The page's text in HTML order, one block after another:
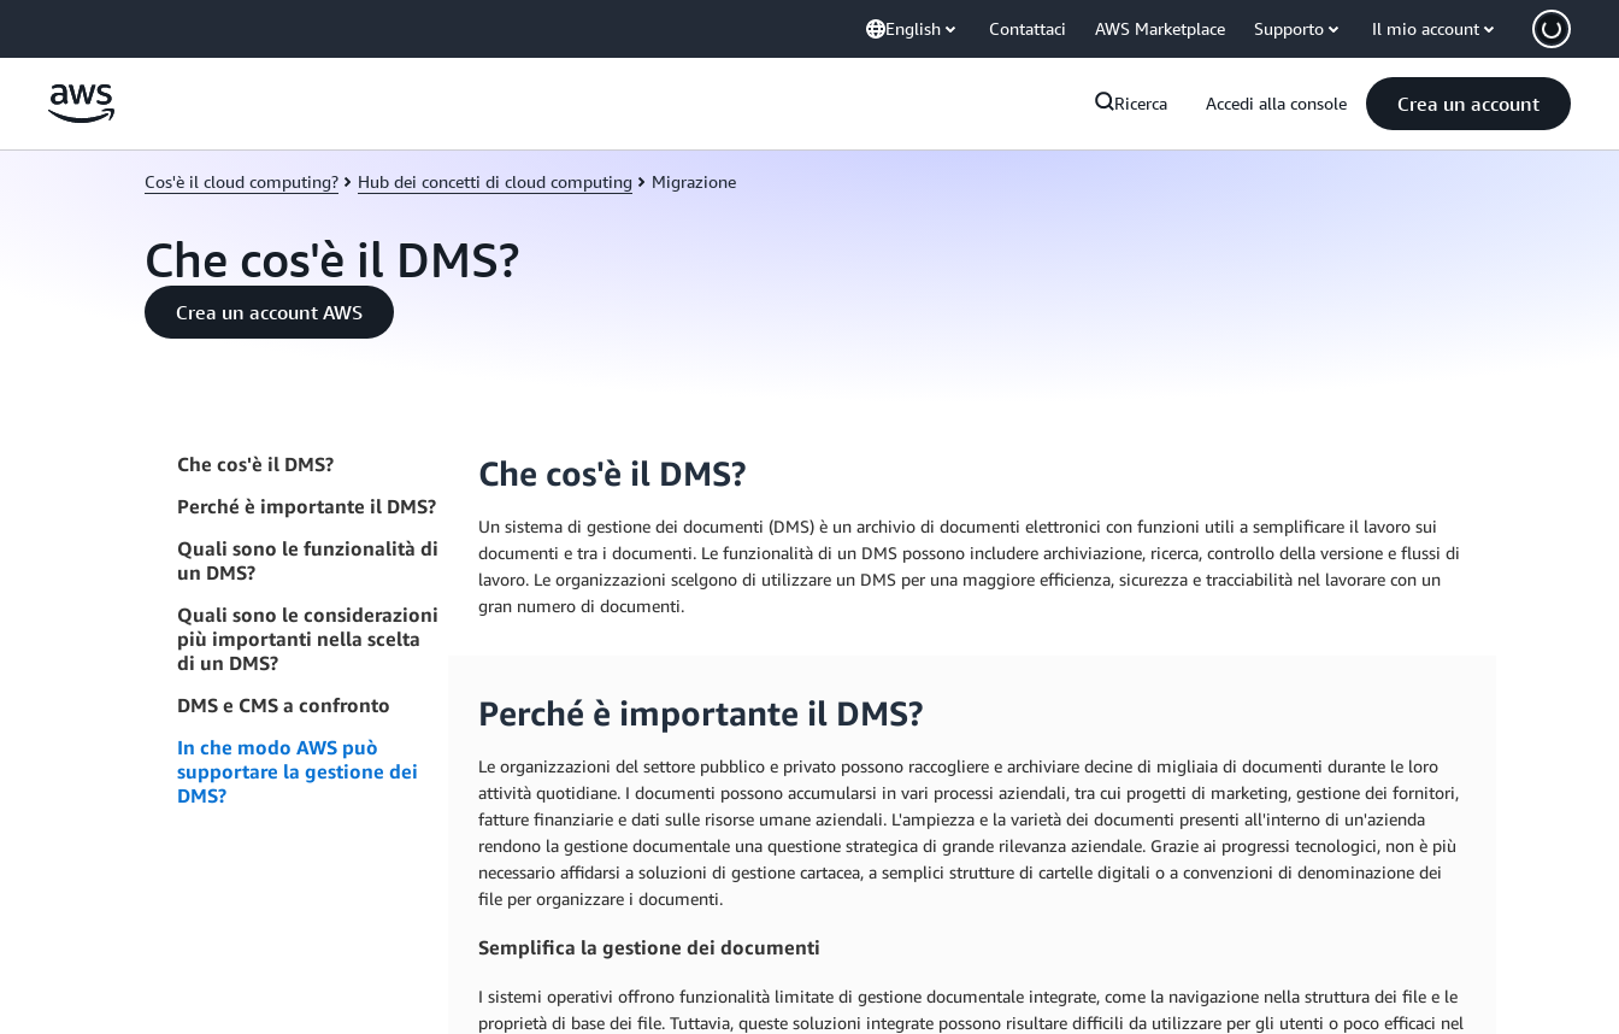
English Contattaci AWS Marketplace Supporto Il mio account
Ricerca Accedi alla console Crea un account
Cos'è il cloud computing? Hub dei concetti di cloud computing Migrazione
Che cos'è il DMS?
Crea un account AWS
Che cos'è il DMS?
Perché è importante il DMS?
Quali sono le funzionalità di
un DMS?
Quali sono le considerazioni
più importanti nella scelta
di un DMS?
DMS e CMS a confronto
In che modo AWS può
supportare la gestione dei
DMS?
Che cos'è il DMS?
Un sistema di gestione dei documenti (DMS) è un archivio di documenti elettronici con funzioni utili a semplificare il lavoro sui
documenti e tra i documenti. Le funzionalità di un DMS possono includere archiviazione, ricerca, controllo della versione e flussi di
lavoro. Le organizzazioni scelgono di utilizzare un DMS per una maggiore efficienza, sicurezza e tracciabilità nel lavorare con un
gran numero di documenti.
Perché è importante il DMS?
Le organizzazioni del settore pubblico e privato possono raccogliere e archiviare decine di migliaia di documenti durante le loro
attività quotidiane. I documenti possono accumularsi in vari processi aziendali, tra cui progetti di marketing, gestione dei fornitori,
fatture finanziarie e dati sulle risorse umane aziendali. L'ampiezza e la varietà dei documenti presenti all'interno di un'azienda
rendono la gestione documentale una questione strategica di grande rilevanza aziendale. Grazie ai progressi tecnologici, non è più
necessario affidarsi a soluzioni di gestione cartacea, a semplici strutture di cartelle digitali o a convenzioni di denominazione dei
file per organizzare i documenti.
Semplifica la gestione dei documenti
I sistemi operativi offrono funzionalità limitate di gestione documentale integrate, come la navigazione nella struttura dei file e le
proprietà di base dei file. Tuttavia, queste soluzioni integrate possono risultare difficili da utilizzare per gli utenti o poco efficaci nel